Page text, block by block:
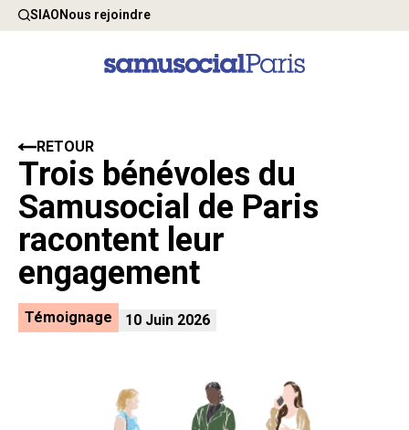
SIAONous rejoindre
Trois bénévoles du
Samusocial de Paris
racontent leur
engagement
RETOUR
Témoignage 10 Juin 2026